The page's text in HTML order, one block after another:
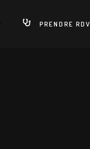
PRENDRE RDV